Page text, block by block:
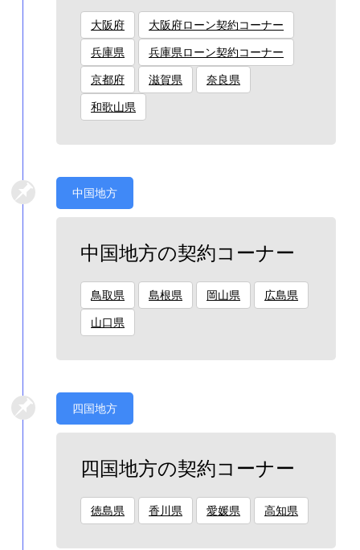
大阪府 大阪府ローン契約コーナー
兵庫県 兵庫県ローン契約コーナー
京都府 滋賀県 奈良県
和歌山県
中国地方
中国地方の契約コーナー
鳥取県 島根県 岡山県 広島県
山口県
四国地方
四国地方の契約コーナー
徳島県 香川県 愛媛県 高知県